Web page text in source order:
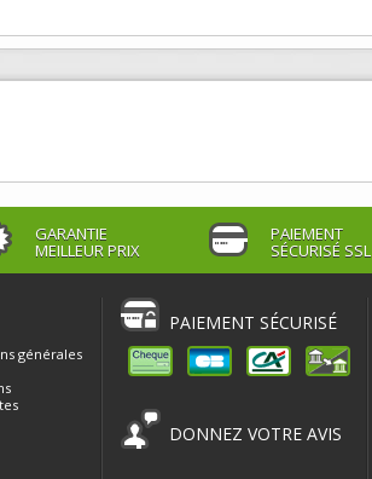
GARANTIE
MEILLEUR PRIX
PAIEMENT
SÉCURISÉ SSL
générales
PAIEMENT SÉCURISÉ
DONNEZ VOTRE AVIS